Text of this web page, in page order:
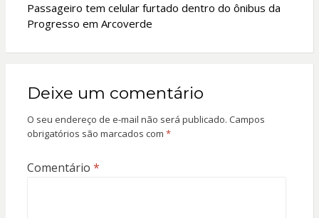
Passageiro tem celular furtado dentro do ônibus da
Progresso em Arcoverde
Deixe um comentário
O seu endereço de e-mail não será publicado. Campos
obrigatórios são marcados com *
Comentário *